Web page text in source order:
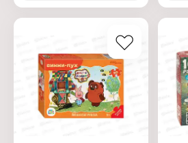
Количество элементов:
Материал: картон
Упаковка: в коробке
Размер коробки:
93х69х25 мм
Рекомендуемый возраст:
от 3 лет
см